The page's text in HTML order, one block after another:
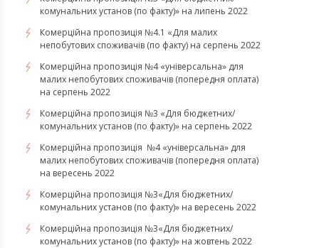
комунальних установ (по факту)» на липень 2022
Комерційна пропозиція №4.1 «Для малих
непобутових споживачів (по факту) на серпень 2022
Комерційна пропозиція №4 «універсальна» для
малих непобутових споживачів (попередня оплата)
на серпень 2022
Комерційна пропозиція №3 «Для бюджетних/
комунальних установ (по факту)» на серпень 2022
Комерційна пропозиція №4 «універсальна» для
малих непобутових споживачів (попередня оплата)
на вересень 2022
Комерційна пропозиція №3«Для бюджетних/
комунальних установ (по факту)» на вересень 2022
Комерційна пропозиція №3«Для бюджетних/
комунальних установ (по факту)» на жовтень 2022